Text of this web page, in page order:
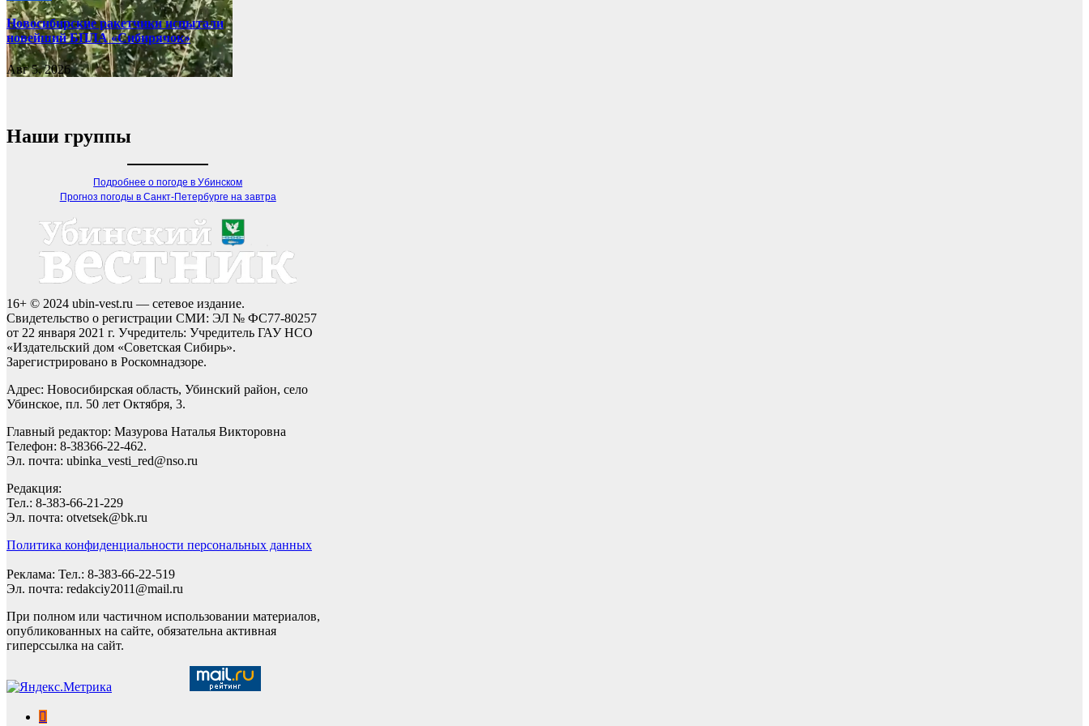
Новосибирские ракетчики испытали
новейший БПЛА «Сибирячок»
Авг 5, 2026
Наши группы
Подробнее о погоде в Убинском
Прогноз погоды в Санкт-Петербурге на завтра
16+ © 2024 ubin-vest.ru — сетевое издание.
Свидетельство о регистрации СМИ: ЭЛ № ФС77-80257
от 22 января 2021 г. Учредитель: Учредитель ГАУ НСО
«Издательский дом «Советская Сибирь».
Зарегистрировано в Роскомнадзоре.
Адрес: Новосибирская область, Убинский район, село
Убинское, пл. 50 лет Октября, 3.
Главный редактор: Мазурова Наталья Викторовна
Телефон: 8-38366-22-462.
Эл. почта: ubinka_vesti_red@nso.ru
Редакция:
Тел.: 8-383-66-21-229
Эл. почта: otvetsek@bk.ru
Политика конфиденциальности персональных данных
Реклама: Тел.: 8-383-66-22-519
Эл. почта: redakciy2011@mail.ru
При полном или частичном использовании материалов,
опубликованных на сайте, обязательна активная
гиперссылка на сайт.